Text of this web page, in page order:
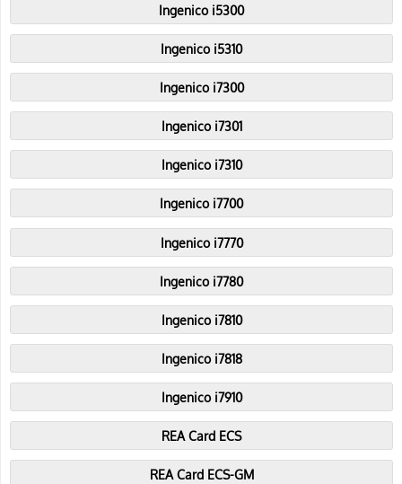
Ingenico i5300
Ingenico i5310
Ingenico i7300
Ingenico i7301
Ingenico i7310
Ingenico i7700
Ingenico i7770
Ingenico i7780
Ingenico i7810
Ingenico i7818
Ingenico i7910
REA Card ECS
REA Card ECS-GM